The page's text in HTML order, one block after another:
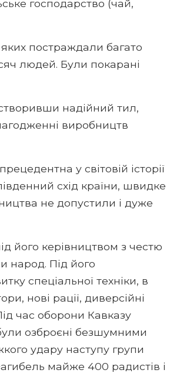
господарство (чай,
яких постраждали багато
людей. Були покарані
створивши надійний тил,
виробництв
у світовій історії
схід країни, швидке
не допустили і дуже
його керівництвом з честю
народ. Під його
спеціальної техніки, в
нові рації, диверсійні
час оборони Кавказу
озброєні безшумними
удару наступу групи
майже 400 радистів і